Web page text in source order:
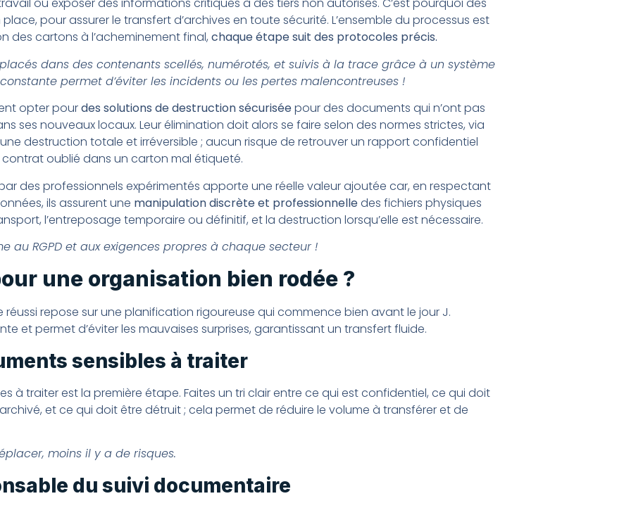
ou exposer des informations critiques à des tiers non autorisés. C’est pourquoi des
pour assurer le transfert d’archives en toute sécurité. L’ensemble du processus est
des cartons à l’acheminement final, chaque étape suit des protocoles précis.
dans des contenants scellés, numérotés, et suivis à la trace grâce à un système
permet d’éviter les incidents ou les pertes malencontreuses !
opter pourdes solutions de destruction sécuriséepour des documents qui n’ont pas
ses nouveaux locaux. Leur élimination doit alors se faire selon des normes strictes, via
destruction totale et irréversible ; aucun risque de retrouver un rapport confidentiel
oublié dans un carton mal étiqueté.
des professionnels expérimentés apporte une réelle valeur ajoutée car, en respectant
ils assurent une manipulation discrète et professionnelledes fichiers physiques
l’entreposage temporaire ou définitif, et la destruction lorsqu’elle est nécessaire.
au RGPD et aux exigences propres à chaque secteur !
une organisation bien rodée ?
réussi repose sur une planification rigoureuse qui commence bien avant le jour J.
et permet d’éviter les mauvaises surprises, garantissant un transfert fluide.
sensibles à traiter
à traiter est la première étape. Faites un tri clair entre ce qui est confidentiel, ce qui doit
et ce qui doit être détruit ; cela permet de réduire le volume à transférer et de
moins il y a de risques.
du suivi documentaire